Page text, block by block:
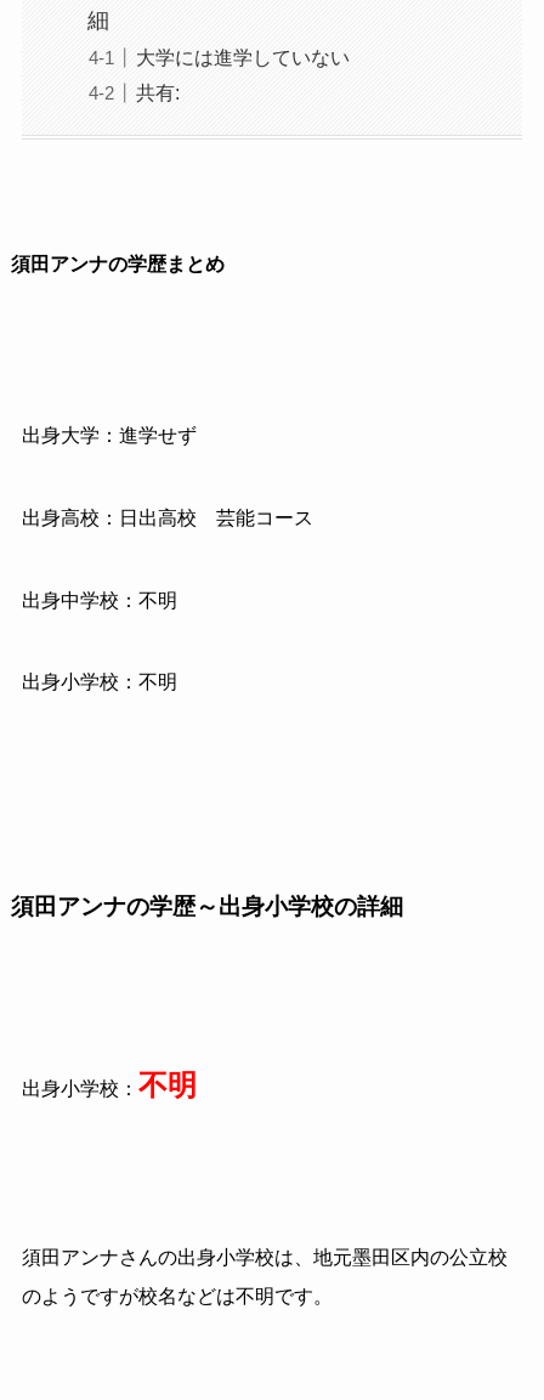
細
大学には進学していない
共有:
須田アンナの学歴まとめ
出身大学：進学せず
出身高校：日出高校 芸能コース
出身中学校：不明
出身小学校：不明
須田アンナの学歴～出身小学校の詳細
出身小学校： 不明
須田アンナさんの出身小学校は、地元墨田区内の公立校
のようですが校名などは不明です。